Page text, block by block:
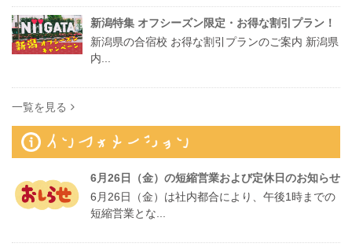
新潟特集 オフシーズン限定・お得な割引プラン！
新潟県の合宿校 お得な割引プランのご案内 新潟県
内...
一覧を見る
6月26日（金）の短縮営業および定休日のお知らせ
6月26日（金）は社内都合により、午後1時までの
短縮営業とな...